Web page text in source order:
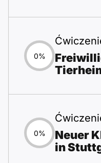
0%
0%
Neuer
in